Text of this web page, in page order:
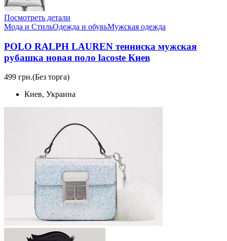
Посмотреть детали
Мода и СтильОдежда и обувьМужская одежда
POLO RALPH LAUREN тенниска мужская
рубашка новая поло lacoste Киев
499 грн.(Без торга)
Киев, Украина